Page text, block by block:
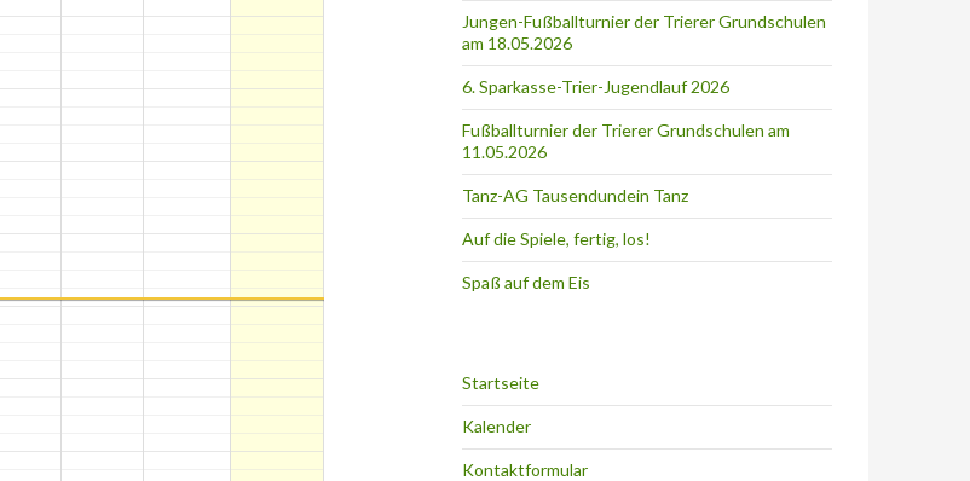
Jungen-Fußballturnier der Trierer Grundschulen
am 18.05.2026
6. Sparkasse-Trier-Jugendlauf 2026
Fußballturnier der Trierer Grundschulen am
11.05.2026
Tanz-AG Tausendundein Tanz
Auf die Spiele, fertig, los!
Spaß auf dem Eis
Startseite
Kalender
Kontaktformular